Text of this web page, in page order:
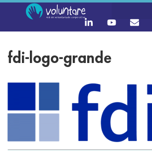
fdi-logo-grande